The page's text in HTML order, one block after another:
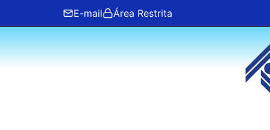
content
E-mail Área Restrita